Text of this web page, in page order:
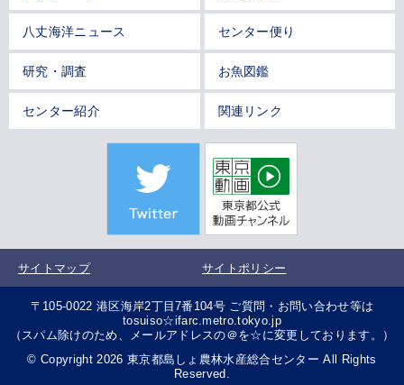
八丈海洋ニュース センター便り
研究・調査 お魚図鑑
センター紹介 関連リンク
サイトマップ サイトポリシー
〒105-0022 港区海岸2丁目7番104号 ご質問・お問い合わせ等は
tosuiso☆ifarc.metro.tokyo.jp
（スパム除けのため、メールアドレスの＠を☆に変更しております。）
© Copyright 2026 東京都島しょ農林水産総合センター All Rights
Reserved.